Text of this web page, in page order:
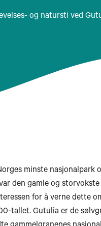
og natursti ved
minste nasjonalpark
den gamle og storvokste
for å verne dette
tallet. Gutulia er de